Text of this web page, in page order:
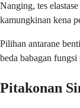
Nanging, tes
kamungkinan kena
Pilihan antarane
beda babagan fungsi
Pitakonan